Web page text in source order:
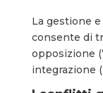
La gestione
consente di
opposizione
integrazione